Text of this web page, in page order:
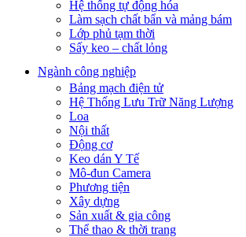
Hệ thống tự động hóa
Làm sạch chất bẩn và mảng bám
Lớp phủ tạm thời
Sấy keo – chất lỏng
Ngành công nghiệp
Bảng mạch điện tử
Hệ Thống Lưu Trữ Năng Lượng
Loa
Nội thất
Động cơ
Keo dán Y Tế
Mô-đun Camera
Phương tiện
Xây dựng
Sản xuất & gia công
Thể thao & thời trang